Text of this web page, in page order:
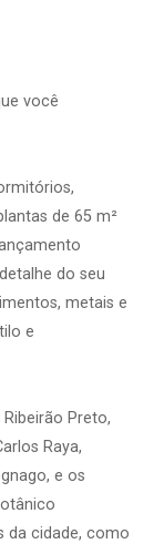
você
de 65 m²
do seu
metais e
e
Preto,
Raya,
e os
da cidade, como